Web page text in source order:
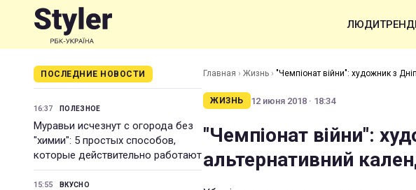
ЛЮДИ
ПОСЛЕДНИЕ НОВОСТИ
16:37 ПОЛЕЗНОЕ
Муравьи исчезнут с огорода без
"химии": 5 простых способов,
которые действительно работают
15:55 ВКУСНО
Главная › Жизнь › "Чемпіонат війни": художник з
ЖИЗНЬ 12 июня 2018 · 18:34
"Чемпіонат війни":
альтернативний